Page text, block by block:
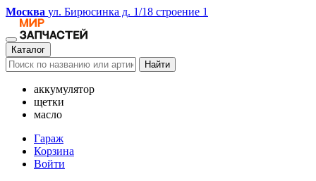
Москва ул. Бирюсинка д. 1/18 строение 1
Каталог
Найти
аккумулятор
щетки
масло
Гараж
Корзина
Войти